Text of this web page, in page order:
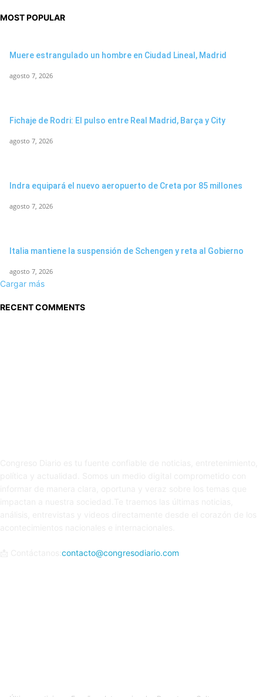
MOST POPULAR
Muere estrangulado un hombre en Ciudad Lineal, Madrid
agosto 7, 2026
Fichaje de Rodri: El pulso entre Real Madrid, Barça y City
agosto 7, 2026
Indra equipará el nuevo aeropuerto de Creta por 85 millones
agosto 7, 2026
Italia mantiene la suspensión de Schengen y reta al Gobierno
agosto 7, 2026
Cargar más
RECENT COMMENTS
contacto@congresodiario.com